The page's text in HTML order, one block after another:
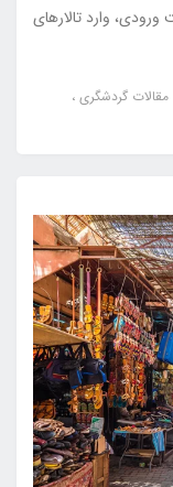
وارد تالارهای
مقالات گردشگری